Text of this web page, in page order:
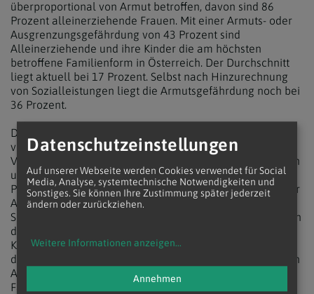
überproportional von Armut betroffen, davon sind 86
Prozent alleinerziehende Frauen. Mit einer Armuts- oder
Ausgrenzungsgefährdung von 43 Prozent sind
Alleinerziehende und ihre Kinder die am höchsten
betroffene Familienform in Österreich. Der Durchschnitt
liegt aktuell bei 17 Prozent. Selbst nach Hinzurechnung
von Sozialleistungen liegt die Armutsgefährdung noch bei
36 Prozent.
Die Projektabwicklung der "Entlastenden Dienste" wurde
von der ÖPA in Zusammenarbeit mit 20
Verteilungspartnern, die eine Bedarfsprüfung durchführen
und bei der Antragstellung unterstützen, sowie 15
Projektpartnern abgewickelt, die für die Durchführung der
Angebote zuständig waren. Verteilungspartner sind etwa
Sozialberatungsstellen und Familienzentren der Caritas in
den Bundesländern Wien und Niederösterreich, das
Katholische Hilfswerk in Kärnten, die Mutter-Kind-Häuser
der Caritas sowie der Elisabethstiftung in Wien, der Verein
Alleinerziehend Linz oder der Vorarlberger
Familienverband.
Datenschutzeinstellungen
Auf unserer Webseite werden Cookies verwendet für Social
Media, Analyse, systemtechnische Notwendigkeiten und
Sonstiges. Sie können Ihre Zustimmung später jederzeit
ändern oder zurückziehen.
Weitere Informationen anzeigen...
Annehmen